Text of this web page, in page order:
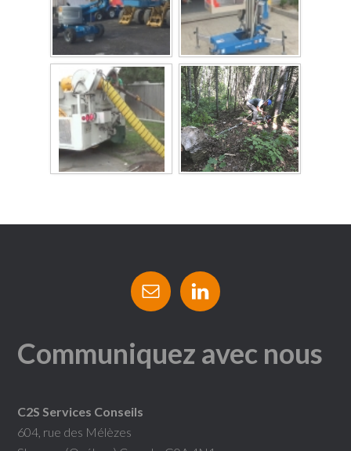
Communiquez avec nous
C2S Services Conseils
604, rue des Mélèzes